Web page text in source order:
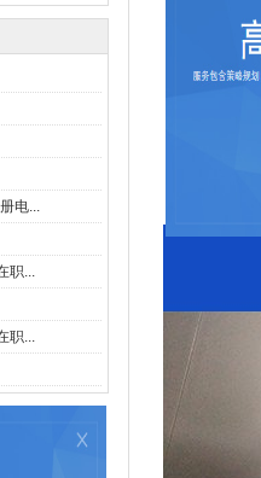
电...
职...
职...